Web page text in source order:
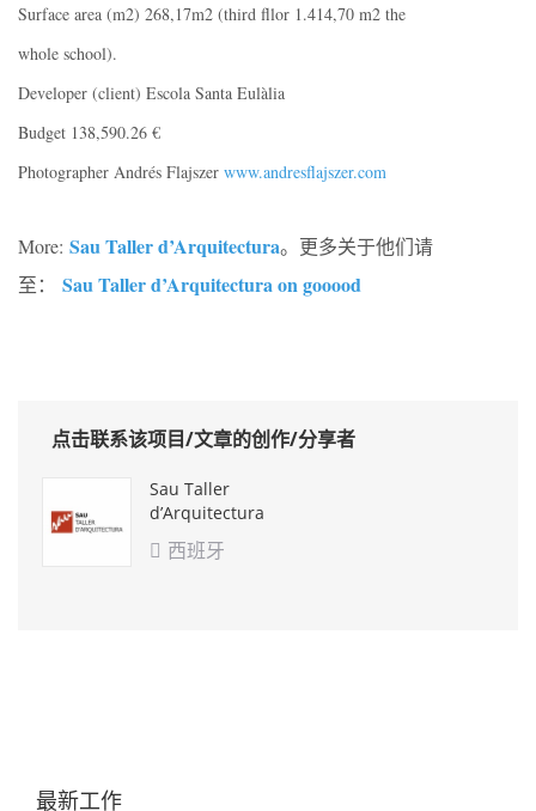
Surface area (m2) 268,17m2 (third fllor 1.414,70 m2 the
whole school).
Developer (client) Escola Santa Eulàlia
Budget 138,590.26 €
Photographer Andrés Flajszer www.andresflajszer.com
More: Sau Taller d’Arquitectura。更多关于他们请
至： Sau Taller d’Arquitectura on gooood
点击联系该项目/文章的创作/分享者
Sau Taller
d’Arquitectura
 西班牙
最新工作